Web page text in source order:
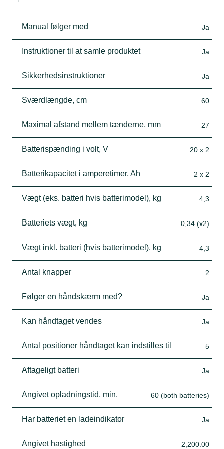
Manual følger med Ja
Instruktioner til at samle produktet Ja
Sikkerhedsinstruktioner Ja
Sværdlængde, cm 60
Maximal afstand mellem tænderne, mm 27
Batterispænding i volt, V 20 x 2
Batterikapacitet i amperetimer, Ah 2 x 2
Vægt (eks. batteri hvis batterimodel), kg 4,3
Batteriets vægt, kg 0,34 (x2)
Vægt inkl. batteri (hvis batterimodel), kg 4,3
Antal knapper 2
Følger en håndskærm med? Ja
Kan håndtaget vendes Ja
Antal positioner håndtaget kan indstilles til 5
Aftageligt batteri Ja
Angivet opladningstid, min. 60 (both batteries)
Har batteriet en ladeindikator Ja
Angivet hastighed 2,200.00